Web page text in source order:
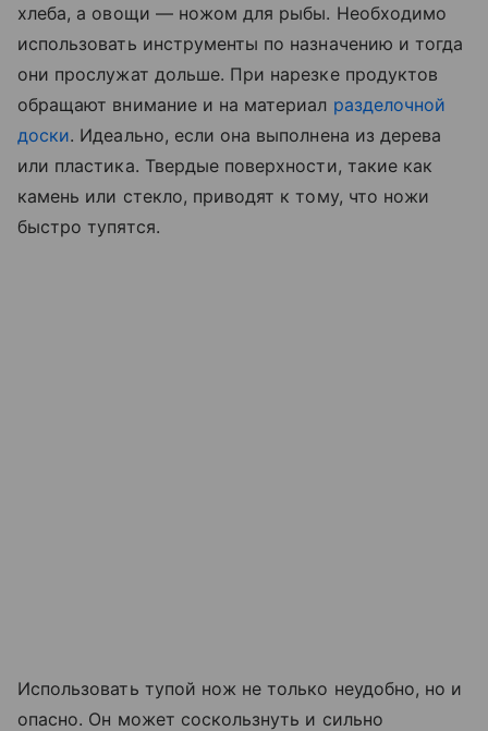
хлеба, а овощи — ножом для рыбы. Необходимо
использовать инструменты по назначению и тогда
они прослужат дольше. При нарезке продуктов
обращают внимание и на материал разделочной
доски. Идеально, если она выполнена из дерева
или пластика. Твердые поверхности, такие как
камень или стекло, приводят к тому, что ножи
быстро тупятся.
Использовать тупой нож не только неудобно, но и
опасно. Он может соскользнуть и сильно